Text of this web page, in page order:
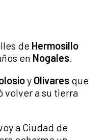
de Hermosillo
en Nogales.
y Olivares que
a su tierra
a Ciudad de